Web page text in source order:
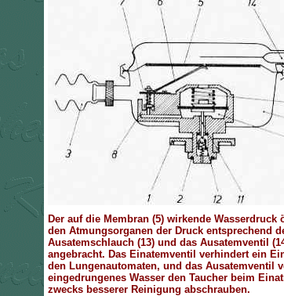
Der auf die Membran (5) wirkende
den Atmungsorganen der Druck entsprechend
Ausatemschlauch (13) und das Ausatemventil
angebracht. Das Einatemventil verhindert ein
den Lungenautomaten, und das Ausatemventil
eingedrungenes Wasser den Taucher beim
zwecks besserer Reinigung abschrauben.